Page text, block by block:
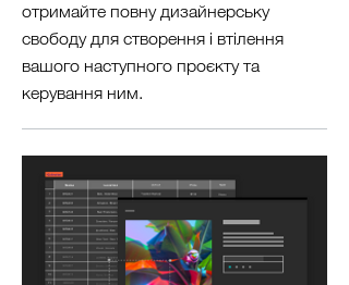
отримайте повну дизайнерську
свободу для створення і втілення
вашого наступного проєкту та
керування ним.